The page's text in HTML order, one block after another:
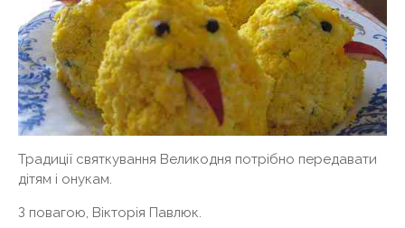
Традиції святкування Великодня потрібно передавати
дітям і онукам.
З повагою, Вікторія Павлюк.